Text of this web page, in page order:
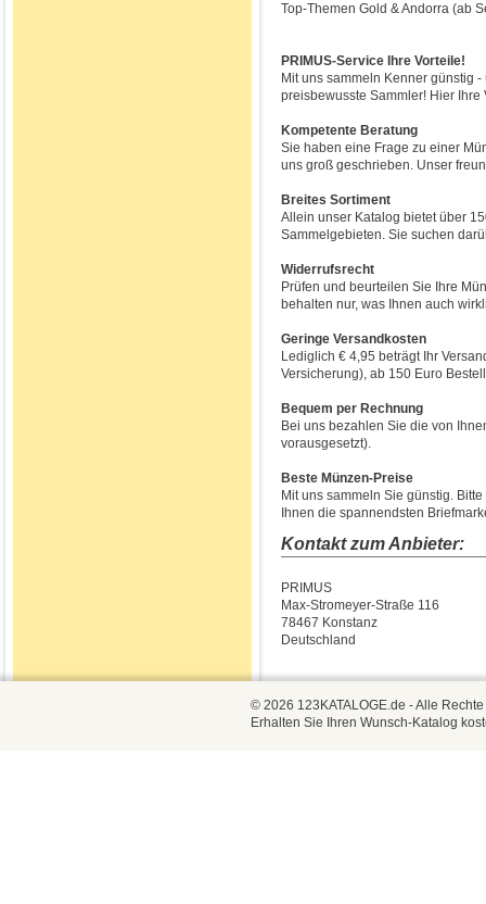
Top-Themen Gold & Andorra (ab
PRIMUS-Service Ihre Vorteile!
Mit uns sammeln Kenner günstig
preisbewusste Sammler! Hier Ihre
Kompetente Beratung
Sie haben eine Frage zu einer
uns groß geschrieben. Unser
Breites Sortiment
Allein unser Katalog bietet über
Sammelgebieten. Sie suchen
Widerrufsrecht
Prüfen und beurteilen Sie Ihre
behalten nur, was Ihnen auch
Geringe Versandkosten
Lediglich € 4,95 beträgt Ihr
Versicherung), ab 150 Euro
Bequem per Rechnung
Bei uns bezahlen Sie die von
vorausgesetzt).
Beste Münzen-Preise
Mit uns sammeln Sie günstig.
Ihnen die spannendsten
Kontakt zum Anbieter:
PRIMUS
Max-Stromeyer-Straße 116
78467 Konstanz
Deutschland
© 2026 123KATALOGE.de - Alle
Erhalten Sie Ihren Wunsch-Katalog